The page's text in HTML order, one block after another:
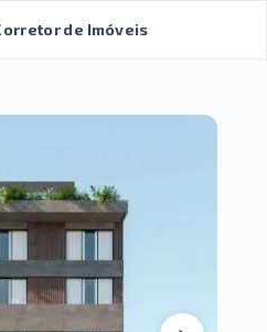
de Imóveis